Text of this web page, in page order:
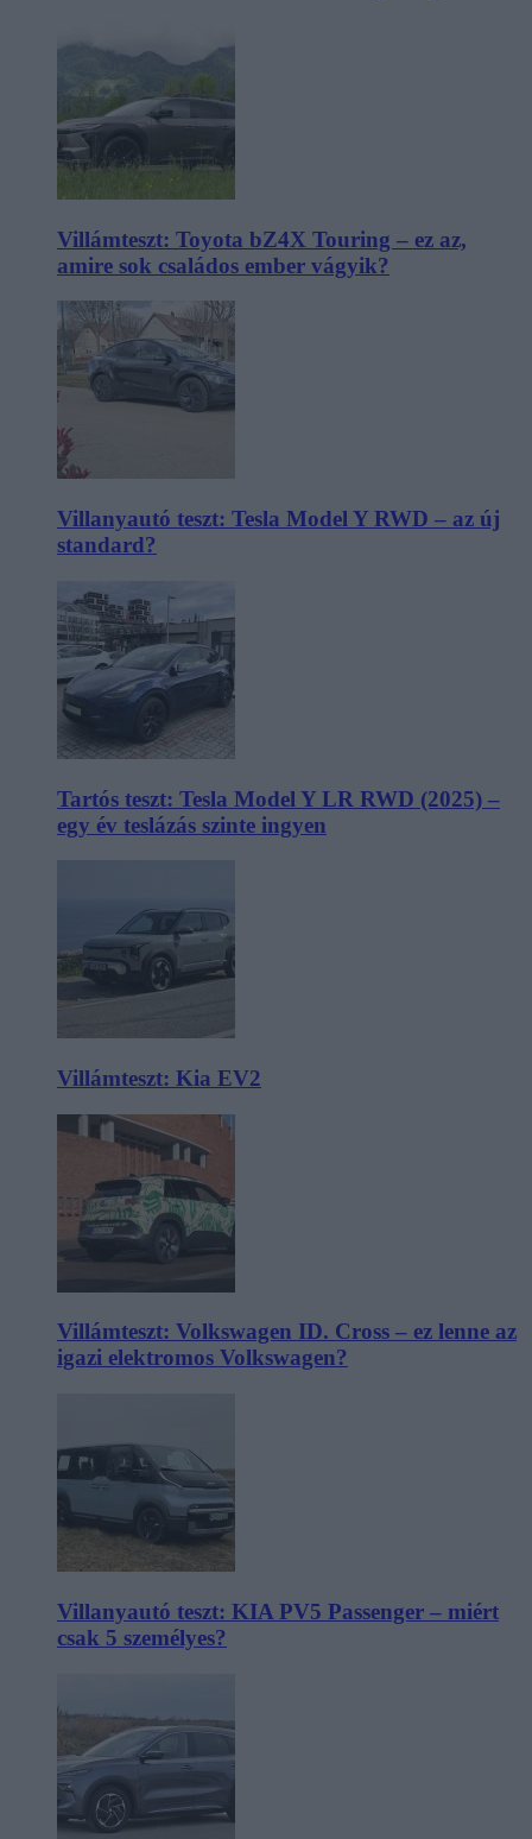
Villámteszt: Toyota bZ4X Touring – ez az,
amire sok családos ember vágyik?
Villanyautó teszt: Tesla Model Y RWD – az új
standard?
Tartós teszt: Tesla Model Y LR RWD (2025) –
egy év teslázás szinte ingyen
Villámteszt: Kia EV2
Villámteszt: Volkswagen ID. Cross – ez lenne az
igazi elektromos Volkswagen?
Villanyautó teszt: KIA PV5 Passenger – miért
csak 5 személyes?